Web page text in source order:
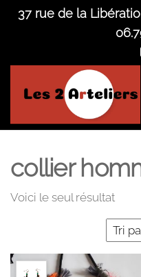
Skip
content
37 rue de la
collier
Voici le seul résultat